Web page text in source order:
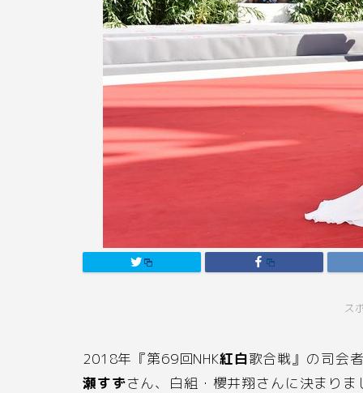
ス
2018年『第69回NHK紅白歌合戦』の司会
瀬すずさん、白組・櫻井翔さんに決まりま